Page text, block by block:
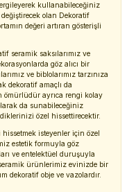
kullanabileceğiniz
olan Dekoratif
değeri artıran gösterişli
seramik saksılarımız ve
göz alıcı bir
ve biblolarımız tarzınıza
dekoratif amaçlı da
ayrıca rengi kolay
da sunabileceğiniz
özel hissettirecektir.
isteyenler için özel
estetik formuyla göz
ve entelektüel duruşuyla
ürünlerimiz evinizde bir
dekoratif obje ve vazolardır.